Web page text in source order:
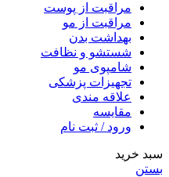
مراقبت از پوست
مراقبت از مو
بهداشت بدن
شستشو و نظافت
شامپوی مو
تجهیزات پزشکی
علاقه مندی
مقایسه
ورود / ثبت نام
سبد خرید
بستن